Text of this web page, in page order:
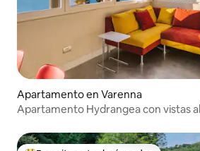
Apartamento en Varenna
Apartamento Hydrangea con vistas